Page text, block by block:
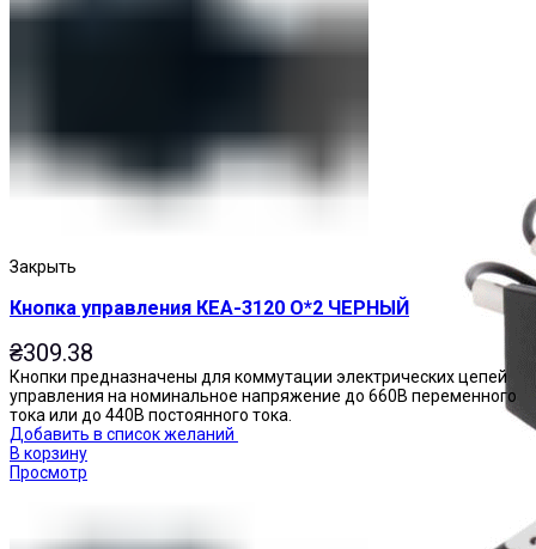
Закрыть
Кнопка управления КЕА-3120 О*2 ЧЕРНЫЙ
₴309.38
Кнопки предназначены для коммутации электрических цепей
управления на номинальное напряжение до 660В переменного
тока или до 440В постоянного тока.
Добавить в список желаний
В корзину
Просмотр